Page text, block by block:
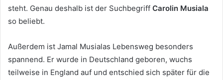
steht. Genau deshalb ist der Suchbegriff Carolin Musiala
so beliebt.
Außerdem ist Jamal Musialas Lebensweg besonders
spannend. Er wurde in Deutschland geboren, wuchs
teilweise in England auf und entschied sich später für die